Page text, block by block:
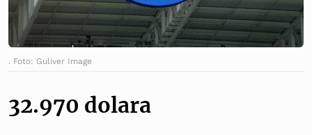
. Foto: Guliver Image
32.970 dolara